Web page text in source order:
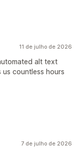
11 de julho de 2026
alt text
countless hours
7 de julho de 2026